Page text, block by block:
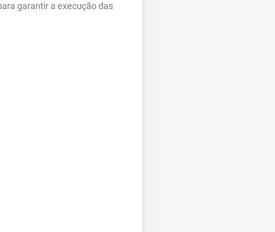
garantir a execução das